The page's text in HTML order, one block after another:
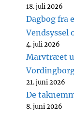
18. juli 2026
Dagbog fra
Vendsyssel
4. juli 2026
Marvtræet
21. juni 2026
De
8. juni 2026